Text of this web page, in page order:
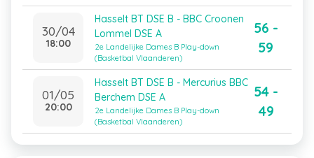
30/04
18:00
Hasselt BT DSE B - BBC Croonen
Lommel DSE A
2e Landelijke Dames B Play-down
(Basketbal Vlaanderen)
56 -
59
01/05
20:00
Hasselt BT DSE B - Mercurius BBC
Berchem DSE A
2e Landelijke Dames B Play-down
(Basketbal Vlaanderen)
54 -
49